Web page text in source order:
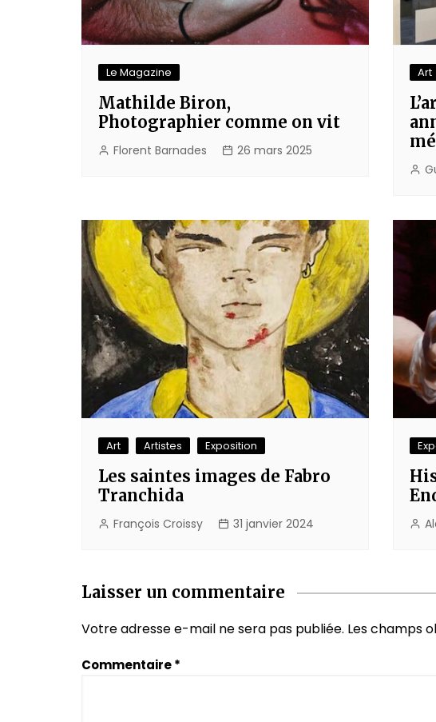
Le Magazine
Mathilde Biron,
Photographier comme on vit
Florent Barnades 26 mars 2025
Art
Art Artistes Exposition
Les saintes images de Fabro
Tranchida
François Croissy 31 janvier 2024
Laisser un commentaire
Votre adresse e-mail ne sera pas publiée. Les champs
Commentaire*